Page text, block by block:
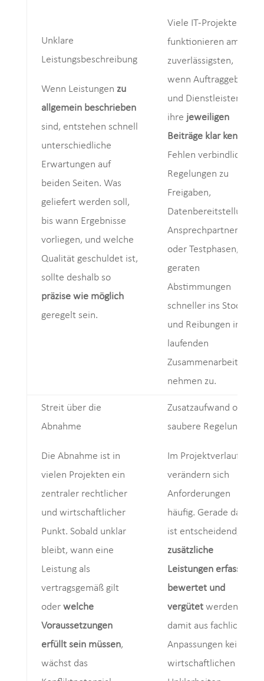
Unklare
Leistungsbeschreibung
Wenn Leistungen zu
allgemein beschrieben
sind, entstehen schnell
unterschiedliche
Erwartungen auf
beiden Seiten. Was
geliefert werden soll,
bis wann Ergebnisse
vorliegen, und welche
Qualität geschuldet ist,
sollte deshalb so
präzise wie möglich
geregelt sein.
Viele IT-Projekte
funktionieren am
zuverlässigsten,
wenn Auftraggeber
und Dienstleister
ihre jeweiligen
Beiträge klar kennen.
Fehlen verbindliche
Regelungen zu
Freigaben,
Datenbereitstellung,
Ansprechpartnern
oder Testphasen,
geraten
Abstimmungen
schneller ins Stocken
und Reibungen in der
laufenden
Zusammenarbeit
nehmen zu.
Streit über die
Abnahme
Die Abnahme ist in
vielen Projekten ein
zentraler rechtlicher
und wirtschaftlicher
Punkt. Sobald unklar
bleibt, wann eine
Leistung als
vertragsgemäß gilt
oder welche
Voraussetzungen
erfüllt sein müssen,
wächst das
Zusatzaufwand ohne
saubere Regelung
Im Projektverlauf
verändern sich
Anforderungen
häufig. Gerade dann
ist entscheidend,
zusätzliche
Leistungen erfasst,
bewertet und
vergütetwerden,
damit aus fachlichen
Anpassungen keine
wirtschaftlichen